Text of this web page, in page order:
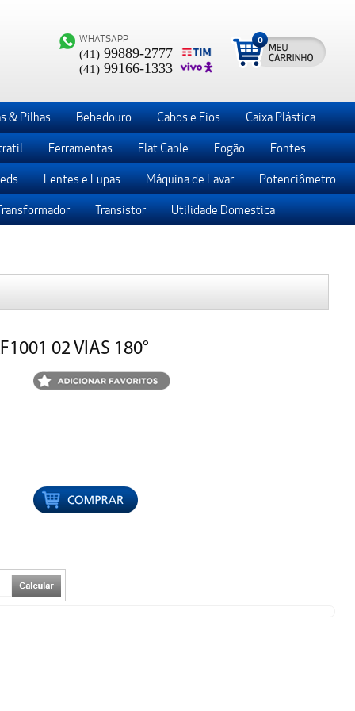
WHATSAPP
(41) 99889-2777
(41) 99166-1333
0
& Pilhas Bebedouro Cabos e Fios Caixa Plástica
Ferramentas Flat Cable Fogão Fontes
Lentes e Lupas Máquina de Lavar Potenciômetro
Transistor Utilidade Domestica
02 VIAS 180°